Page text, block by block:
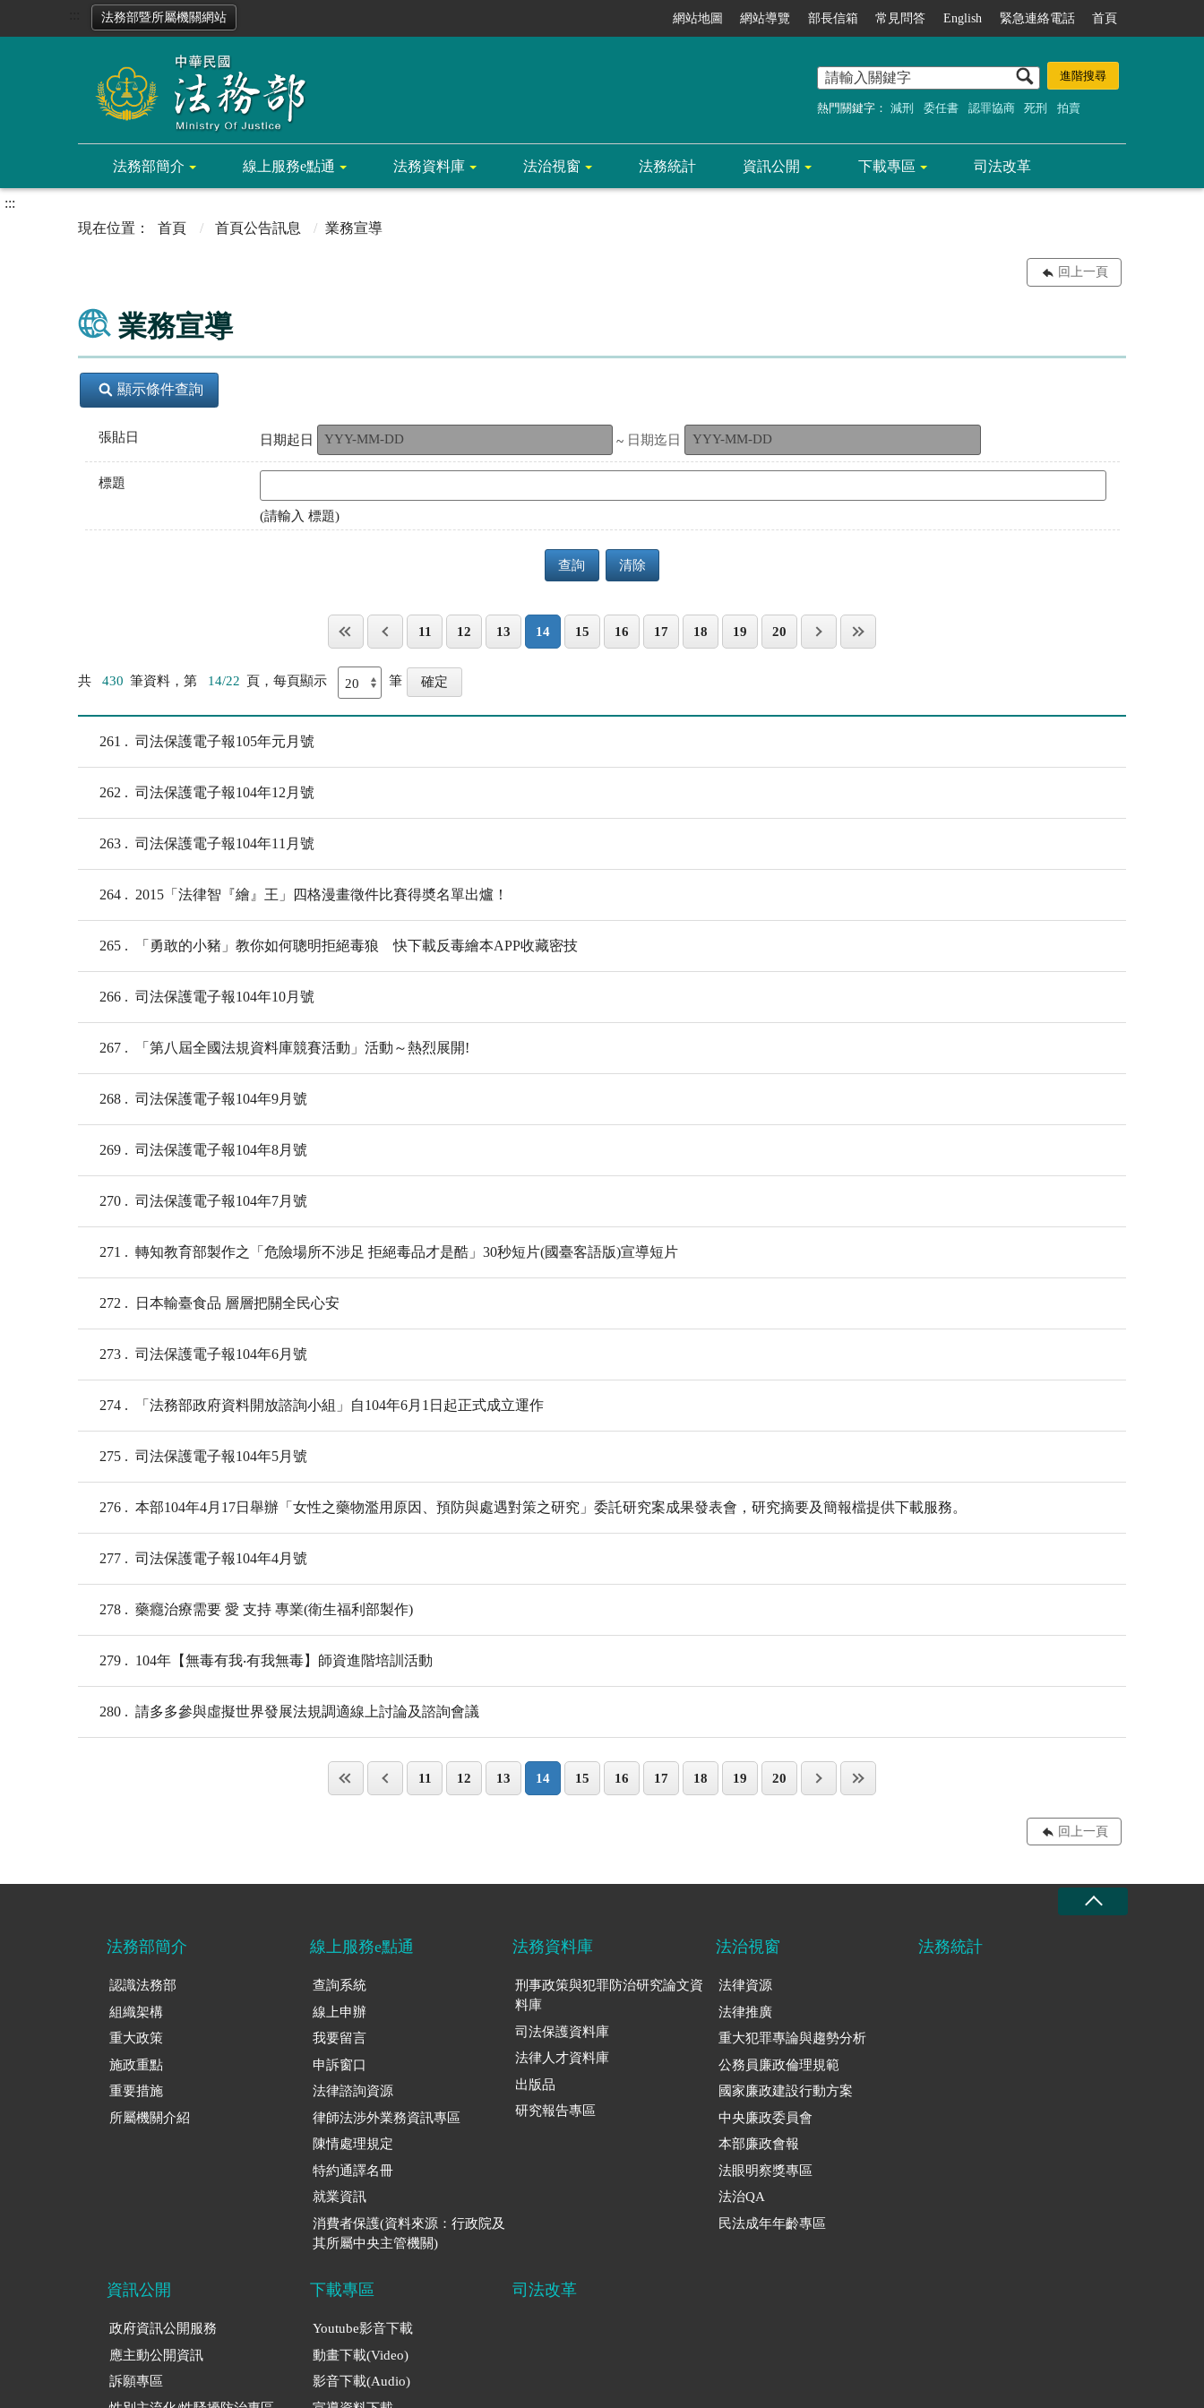
法務部暨所屬機關網站 網站地圖 網站導覽 部長信箱 常見問答 English 緊急連絡電話 首頁
熱門關鍵字： 減刑 委任書 認罪協商 死刑 拍賣
法務部簡介 線上服務e點通 法務資料庫 法治視窗 法務統計 資訊公開 下載專區 司法改革
:::
首頁
首頁公告訊息 業務宣導
回上一頁
業務宣導
顯示條件查詢
張貼日 日期起日 ~ 日期迄日
標題
(請輸入 標題)
查詢 清除
11 12 13 14 15 16 17 18 19 20
共 430 筆資料，第 14/22 頁，每頁顯示 筆
261 司法保護電子報105年元月號
262 司法保護電子報104年12月號
263 司法保護電子報104年11月號
264 2015「法律智『繪』王」四格漫畫徵件比賽得奬名單出爐！
265 「勇敢的小豬」教你如何聰明拒絕毒狼 快下載反毒繪本APP收藏密技
266 司法保護電子報104年10月號
267 「第八屆全國法規資料庫競賽活動」活動～熱烈展開!
268 司法保護電子報104年9月號
269 司法保護電子報104年8月號
270 司法保護電子報104年7月號
271 轉知教育部製作之「危險場所不涉足 拒絕毒品才是酷」30秒短片(國臺客語版)宣導短片
272 日本輸臺食品 層層把關全民心安
273 司法保護電子報104年6月號
274 「法務部政府資料開放諮詢小組」自104年6月1日起正式成立運作
275 司法保護電子報104年5月號
276 本部104年4月17日舉辦「女性之藥物濫用原因、預防與處遇對策之研究」委託研究案成果發表會，研究摘要及簡報檔提供下載服務。
277 司法保護電子報104年4月號
278 藥癮治療需要 愛 支持 專業(衛生福利部製作)
279 104年【無毒有我‧有我無毒】師資進階培訓活動
280 請多多參與虛擬世界發展法規調適線上討論及諮詢會議
11 12 13 14 15 16 17 18 19 20
回上一頁
法務部簡介
認識法務部
組織架構
重大政策
施政重點
重要措施
所屬機關介紹
線上服務e點通
查詢系統
線上申辦
我要留言
申訴窗口
法律諮詢資源
律師法涉外業務資訊專區
陳情處理規定
特約通譯名冊
就業資訊
消費者保護(資料來源：行政院及
其所屬中央主管機關)
法務資料庫
刑事政策與犯罪防治研究論文資
料庫
司法保護資料庫
法律人才資料庫
出版品
研究報告專區
法治視窗
法律資源
法律推廣
重大犯罪專論與趨勢分析
公務員廉政倫理規範
國家廉政建設行動方案
中央廉政委員會
本部廉政會報
法眼明察獎專區
法治QA
民法成年年齡專區
法務統計
資訊公開
政府資訊公開服務
應主動公開資訊
訴願專區
下載專區
Youtube影音下載
動畫下載(Video)
影音下載(Audio)
司法改革